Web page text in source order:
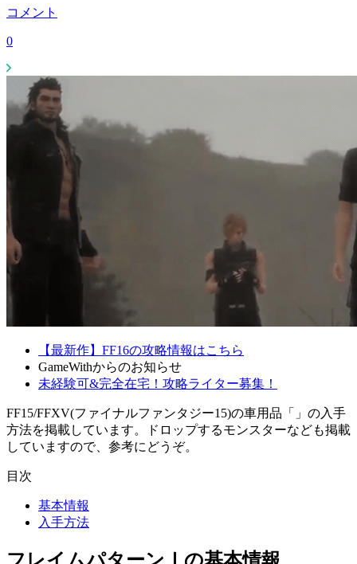
コメント
0
【最新作】FF16の攻略情報はこちら
GameWithからのお知らせ
未経験可&完全在宅！攻略ライター募集！
FF15/FFXV(ファイナルファンタジー15)の車用品「」の入手
方法を掲載しています。ドロップするモンスターなども掲載
していますので、参考にどうぞ。
目次
基本情報
入手方法
フレイムパターンⅠの基本情報